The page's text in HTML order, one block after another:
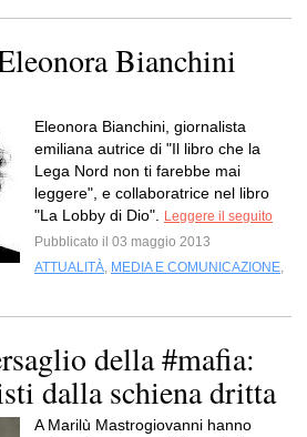
Bianchini
Eleonora Bianchini, giornalista
emiliana autrice di "Il libro che la
Lega Nord non ti farebbe mai
leggere", e collaboratrice nel libro
"La Lobby di Dio".
Leggere il seguito
Pubblicato il 03 maggio 2013
ATTUALITÀ, MEDIA E COMUNICAZIONE,
della #mafia:
dalla schiena dritta
A Marilù Mastrogiovanni hanno